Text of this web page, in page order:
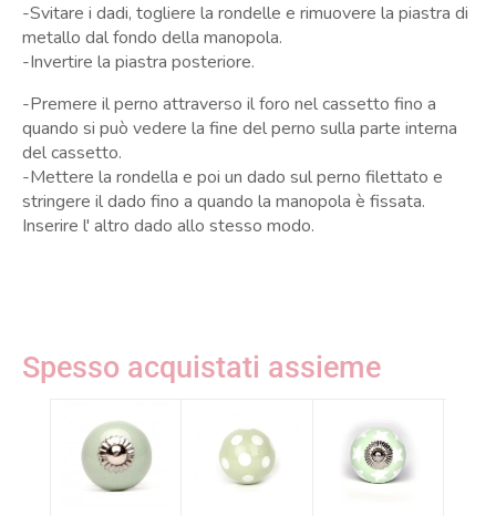
-Svitare i dadi, togliere la rondelle e rimuovere la piastra di
metallo dal fondo della manopola.
-Invertire la piastra posteriore.
-Premere il perno attraverso il foro nel cassetto fino a
quando si può vedere la fine del perno sulla parte interna
del cassetto.
-Mettere la rondella e poi un dado sul perno filettato e
stringere il dado fino a quando la manopola è fissata.
Inserire l' altro dado allo stesso modo.
Spesso acquistati assieme